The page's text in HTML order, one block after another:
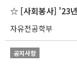
자유전공학부
공지사항